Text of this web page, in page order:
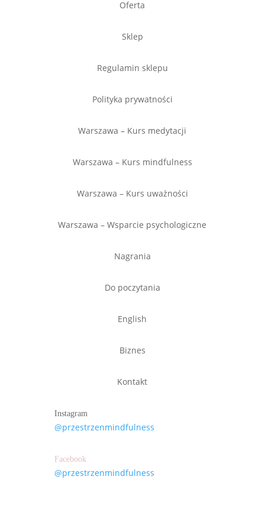
Oferta
Sklep
Regulamin sklepu
Polityka prywatności
Warszawa – Kurs medytacji
Warszawa – Kurs mindfulness
Warszawa – Kurs uważności
Warszawa – Wsparcie psychologiczne
Nagrania
Do poczytania
English
Biznes
Kontakt
Instagram
@przestrzenmindfulness
Facebook
@przestrzenmindfulness